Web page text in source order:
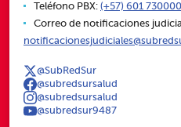
Teléfono PBX: (+57) 601
Correo de notificaciones
@SubRedSur
@subredsursalud
@subredsursalud
@subredsur9487